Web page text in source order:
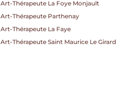
Art-Thérapeute La Foye Monjault
Art-Thérapeute Parthenay
Art-Thérapeute La Faye
Art-Thérapeute Saint Maurice Le Girard